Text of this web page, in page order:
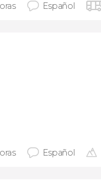
Español
Español